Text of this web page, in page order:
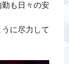
も日々の安
に尽力して